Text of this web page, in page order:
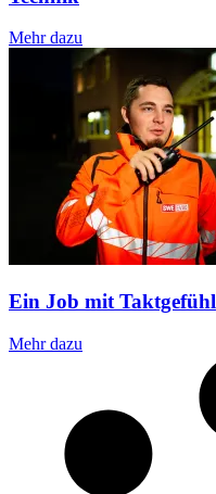
Mehr dazu
Ein Job mit Taktgefühl
Mehr dazu